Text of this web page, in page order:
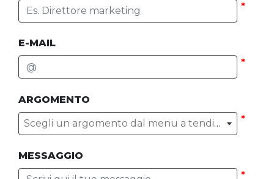
E-MAIL
ARGOMENTO
Scegli un argomento dal menu a tendina
MESSAGGIO